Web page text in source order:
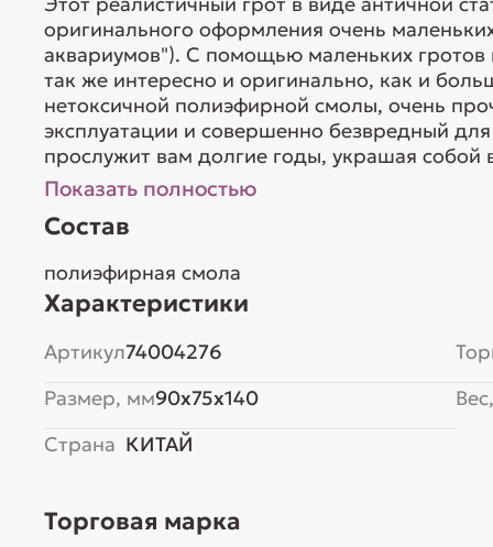
оригинального оформления очень
аквариумов"). С помощью маленьких
так же интересно и оригинально, как и
нетоксичной полиэфирной смолы, очень
эксплуатации и совершенно безвредный
прослужит вам долгие годы, украшая
Показать полностью
Состав
полиэфирная смола
Характеристики
Артикул74004276
Размер, мм90x75x140
Страна КИТАЙ
Торговая марка